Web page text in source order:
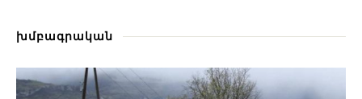
խմբագրական